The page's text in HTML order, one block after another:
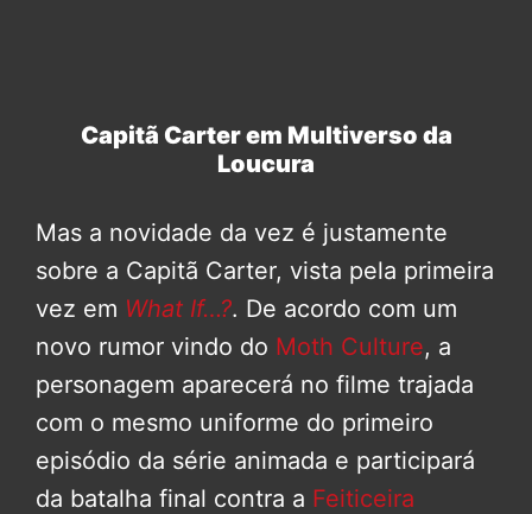
Capitã Carter em Multiverso da
Loucura
Mas a novidade da vez é justamente
sobre a Capitã Carter, vista pela primeira
vez em What If…?. De acordo com um
novo rumor vindo do Moth Culture, a
personagem aparecerá no filme trajada
com o mesmo uniforme do primeiro
episódio da série animada e participará
da batalha final contra a Feiticeira